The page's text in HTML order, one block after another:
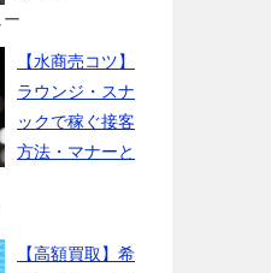
【水商売コツ】
ラウンジ・スナ
ックで稼ぐ接客
方法・マナーと
【高額買取】希